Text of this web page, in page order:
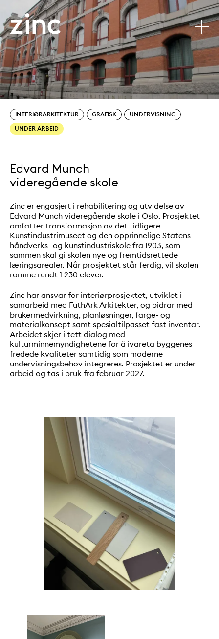
Edvard Munch videregående skole
Tjenester:
INTERIØRARKITEKTUR GRAFISK Sectors:
UNDERVISNING
UNDER ARBEID
Edvard Munch
videregående skole
Zinc er engasjert i rehabilitering og utvidelse av
Edvard Munch videregående skole i Oslo. Prosjektet
omfatter transformasjon av det tidligere
Kunstindustrimuseet og den opprinnelige Statens
håndverks- og kunstindustriskole fra 1903, som
sammen skal gi skolen nye og fremtidsrettede
læringsarealer. Når prosjektet står ferdig, vil skolen
romme rundt 1 230 elever.
Zinc har ansvar for interiørprosjektet, utviklet i
samarbeid med FuthArk Arkitekter, og bidrar med
brukermedvirkning, planløsninger, farge- og
materialkonsept samt spesialtilpasset fast inventar.
Arbeidet skjer i tett dialog med
kulturminnemyndighetene for å ivareta byggenes
fredede kvaliteter samtidig som moderne
undervisningsbehov integreres. Prosjektet er under
arbeid og tas i bruk fra februar 2027.